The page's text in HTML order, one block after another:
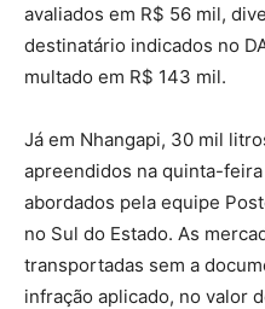
avaliados em R$ 56 mil,
destinatário indicados no
multado em R$ 143 mil.
Já em Nhangapi, 30 mil
apreendidos na quinta-
abordados pela equipe
no Sul do Estado. As
transportadas sem a
infração aplicado, no valor